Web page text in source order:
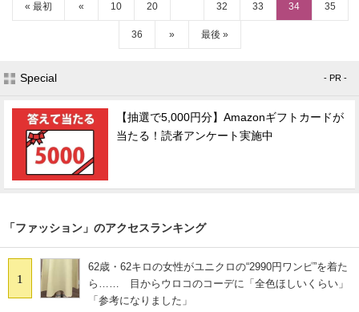
« 最初 « 10 20 32 33 34 35
36 » 最後 »
Special - PR -
【抽選で5,000円分】Amazonギフトカードが
当たる！読者アンケート実施中
「ファッション」のアクセスランキング
1
62歳・62キロの女性がユニクロの“2990円ワンピ”を着た
ら…… 目からウロコのコーデに「全色ほしいくらい」
「参考になりました」